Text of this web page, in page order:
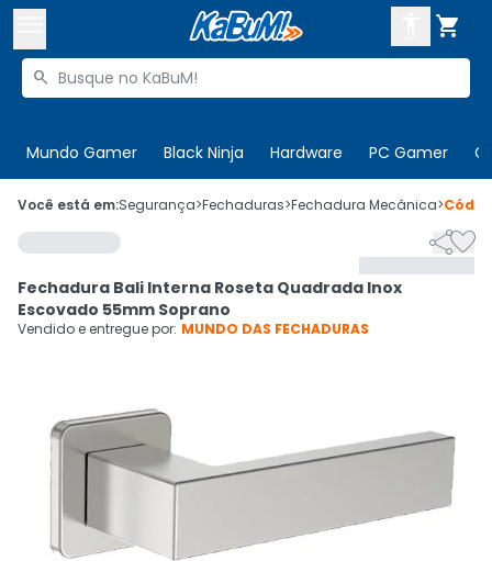

Buscar produtos

Mundo Gamer Black Ninja Hardware PC Gamer
 Olá. Acesse sua conta
 Departamentos
Cupons
CADASTRE-SE
Você está em:Segurança>Fechaduras>Fechadura Mecânica>

Fechadura Bali Interna Roseta Quadrada Inox
Escovado 55mm Soprano
Vendido e entregue por: MUNDO DAS FECHADURAS